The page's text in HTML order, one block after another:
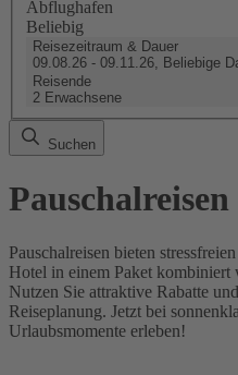
Abflughafen
Beliebig
Reisezeitraum & Dauer
09.08.26 - 09.11.26, Beliebige
Reisende
2 Erwachsene
Suchen
Pauschalreisen bieten
Hotel in einem Paket kombiniert
Nutzen Sie attraktive Rabatte
Reiseplanung. Jetzt bei
Urlaubsmomente erleben!